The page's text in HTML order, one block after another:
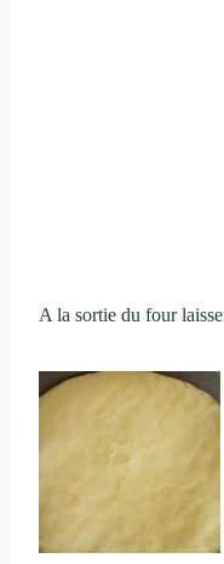
A la sortie du four